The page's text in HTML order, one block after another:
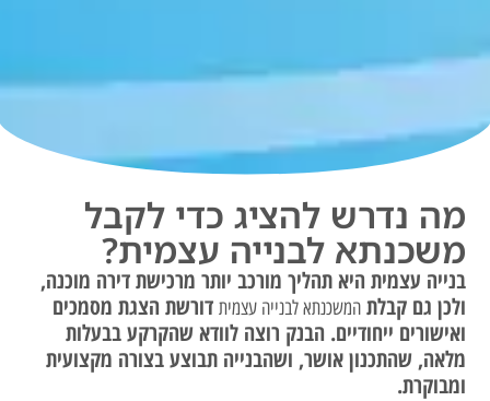
מה נדרש להציג כדי לקבל
משכנתא לבנייה עצמית?
בנייה עצמית היא תהליך מורכב יותר מרכישת דירה מוכנה,
ולכן גם קבלתהמשכנתא לבנייה עצמית דורשת הצגת מסמכים
ואישורים ייחודיים. הבנק רוצה לוודא שהקרקע בבעלות
מלאה, שהתכנון אושר, ושהבנייה תבוצע בצורה מקצועית
ומבוקרת.